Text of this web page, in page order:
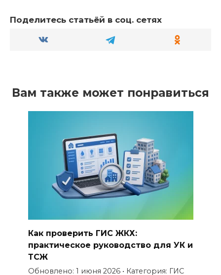
Поделитесь статьёй в соц. сетях
Вам также может понравиться
Как проверить ГИС ЖКХ:
практическое руководство для УК и
ТСЖ
Обновлено: 1 июня 2026 • Категория: ГИС